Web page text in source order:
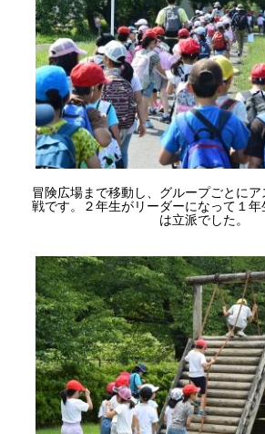
冒険広場まで移動し、グループごとに
戦です。２年生がリーダーになって１
は立派でした。